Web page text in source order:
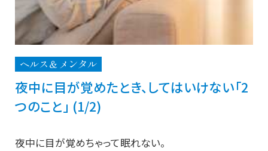
ヘルス＆メンタル
夜中に目が覚めたとき、してはいけない「2
つのこと」 (1/2)
夜中に目が覚めちゃって眠れない。